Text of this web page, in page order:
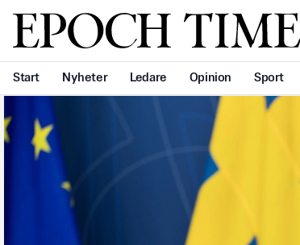
Svenska Epoch Times
Start Nyheter Ledare Opinion Sport